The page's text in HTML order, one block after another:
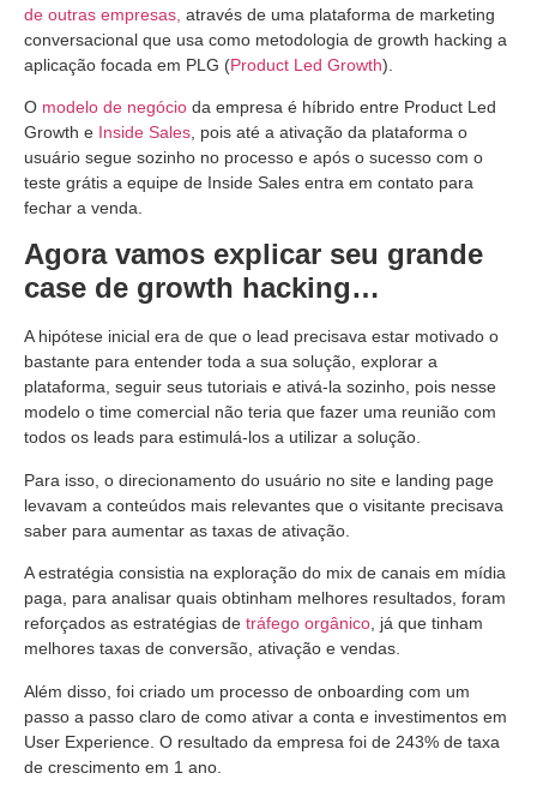
de outras empresas, através de uma plataforma de marketing
conversacional que usa como metodologia de growth hacking a
aplicação focada em PLG (Product Led Growth).
O modelo de negócio da empresa é híbrido entre Product Led
Growth e Inside Sales , pois até a ativação da plataforma o
usuário segue sozinho no processo e após o sucesso com o
teste grátis a equipe de Inside Sales entra em contato para
fechar a venda.
Agora vamos explicar seu grande
case de growth hacking…
A hipótese inicial era de que o lead precisava estar motivado o
bastante para entender toda a sua solução, explorar a
plataforma, seguir seus tutoriais e ativá-la sozinho, pois nesse
modelo o time comercial não teria que fazer uma reunião com
todos os leads para estimulá-los a utilizar a solução.
Para isso, o direcionamento do usuário no site e landing page
levavam a conteúdos mais relevantes que o visitante precisava
saber para aumentar as taxas de ativação.
A estratégia consistia na exploração do mix de canais em mídia
paga, para analisar quais obtinham melhores resultados, foram
reforçados as estratégias de tráfego orgânico, já que tinham
melhores taxas de conversão, ativação e vendas.
Além disso, foi criado um processo de onboarding com um
passo a passo claro de como ativar a conta e investimentos em
User Experience. O resultado da empresa foi de 243% de taxa
de crescimento em 1 ano.